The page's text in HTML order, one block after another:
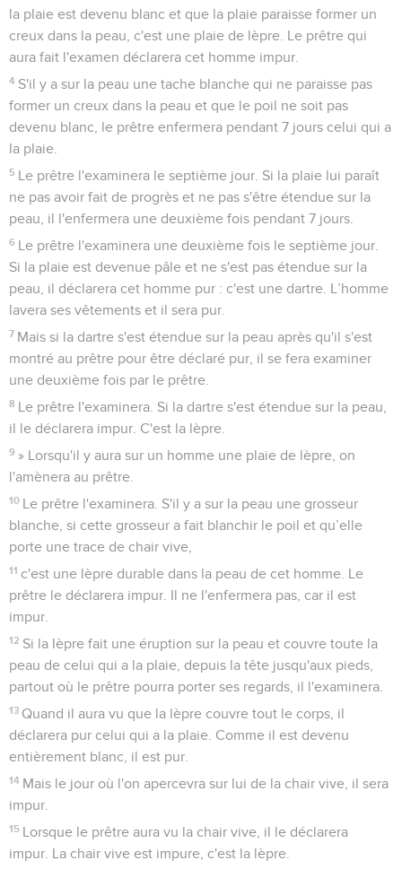
la plaie est devenu blanc et que la plaie paraisse former un
creux dans la peau, c'est une plaie de lèpre. Le prêtre qui
aura fait l'examen déclarera cet homme impur.
4 S'il y a sur la peau une tache blanche qui ne paraisse pas
former un creux dans la peau et que le poil ne soit pas
devenu blanc, le prêtre enfermera pendant 7 jours celui qui a
la plaie.
5 Le prêtre l'examinera le septième jour. Si la plaie lui paraît
ne pas avoir fait de progrès et ne pas s'être étendue sur la
peau, il l'enfermera une deuxième fois pendant 7 jours.
6 Le prêtre l'examinera une deuxième fois le septième jour.
Si la plaie est devenue pâle et ne s'est pas étendue sur la
peau, il déclarera cet homme pur : c'est une dartre. L’homme
lavera ses vêtements et il sera pur.
7 Mais si la dartre s'est étendue sur la peau après qu'il s'est
montré au prêtre pour être déclaré pur, il se fera examiner
une deuxième fois par le prêtre.
8 Le prêtre l'examinera. Si la dartre s'est étendue sur la peau,
il le déclarera impur. C'est la lèpre.
9 » Lorsqu'il y aura sur un homme une plaie de lèpre, on
l'amènera au prêtre.
10 Le prêtre l'examinera. S'il y a sur la peau une grosseur
blanche, si cette grosseur a fait blanchir le poil et qu’elle
porte une trace de chair vive,
11 c'est une lèpre durable dans la peau de cet homme. Le
prêtre le déclarera impur. Il ne l'enfermera pas, car il est
impur.
12 Si la lèpre fait une éruption sur la peau et couvre toute la
peau de celui qui a la plaie, depuis la tête jusqu'aux pieds,
partout où le prêtre pourra porter ses regards, il l'examinera.
13 Quand il aura vu que la lèpre couvre tout le corps, il
déclarera pur celui qui a la plaie. Comme il est devenu
entièrement blanc, il est pur.
14 Mais le jour où l'on apercevra sur lui de la chair vive, il sera
impur.
15 Lorsque le prêtre aura vu la chair vive, il le déclarera
impur. La chair vive est impure, c'est la lèpre.